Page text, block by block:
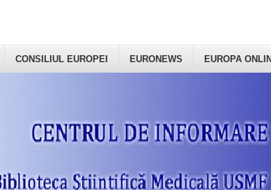
CONSILIUL EUROPEI EURONEWS EUROPA